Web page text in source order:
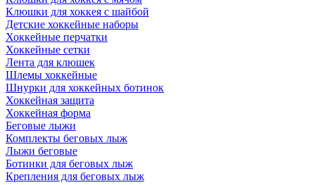
Клюшки для хоккея с шайбой
Детские хоккейные наборы
Хоккейные перчатки
Хоккейные сетки
Лента для клюшек
Шлемы хоккейные
Шнурки для хоккейных ботинок
Хоккейная защита
Хоккейная форма
Беговые лыжи
Комплекты беговых лыж
Лыжи беговые
Ботинки для беговых лыж
Крепления для беговых лыж